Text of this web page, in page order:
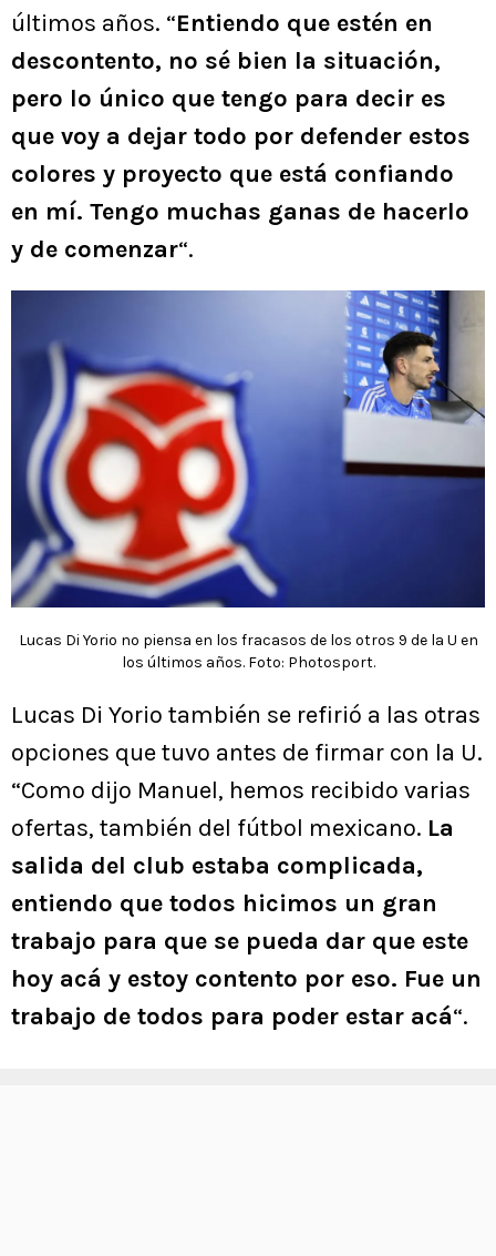
últimos años. “Entiendo que estén en
descontento, no sé bien la situación,
pero lo único que tengo para decir es
que voy a dejar todo por defender estos
colores y proyecto que está confiando
en mí. Tengo muchas ganas de hacerlo
y de comenzar“.
Lucas Di Yorio no piensa en los fracasos de los otros 9 de la U en
los últimos años. Foto: Photosport.
Lucas Di Yorio también se refirió a las otras
opciones que tuvo antes de firmar con la U.
“Como dijo Manuel, hemos recibido varias
ofertas, también del fútbol mexicano. La
salida del club estaba complicada,
entiendo que todos hicimos un gran
trabajo para que se pueda dar que este
hoy acá y estoy contento por eso. Fue un
trabajo de todos para poder estar acá“.